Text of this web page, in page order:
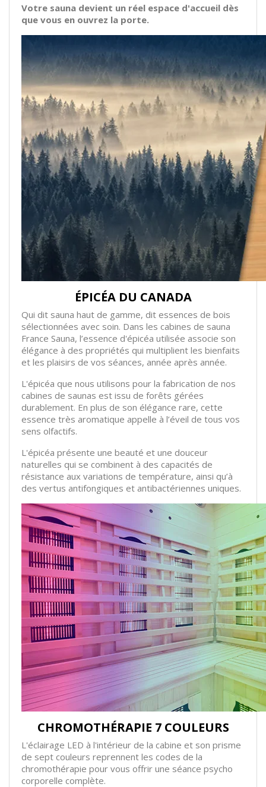
Votre sauna devient un réel espace d'accueil dès
que vous en ouvrez la porte.
ÉPICÉA DU CANADA
Qui dit sauna haut de gamme, dit essences de bois
sélectionnées avec soin. Dans les cabines de sauna
France Sauna, l’essence d'épicéa utilisée associe son
élégance à des propriétés qui multiplient les bienfaits
et les plaisirs de vos séances, année après année.
L'épicéa que nous utilisons pour la fabrication de nos
cabines de saunas est issu de forêts gérées
durablement. En plus de son élégance rare, cette
essence très aromatique appelle à l’éveil de tous vos
sens olfactifs.
L'épicéa présente une beauté et une douceur
naturelles qui se combinent à des capacités de
résistance aux variations de température, ainsi qu’à
des vertus antifongiques et antibactériennes uniques.
CHROMOTHÉRAPIE 7 COULEURS
L'éclairage LED à l'intérieur de la cabine et son prisme
de sept couleurs reprennent les codes de la
chromothérapie pour vous offrir une séance psycho
corporelle complète.